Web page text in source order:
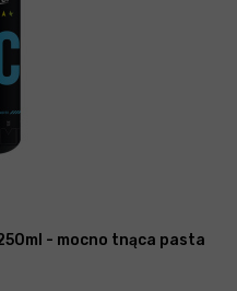
- mocno tnąca pasta